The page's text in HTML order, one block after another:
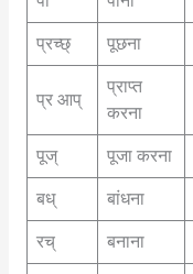
प्रच्छ् पूछना
प्र आप्
प्राप्त
करना
पूज् पूजा करना
बध् बांधना
रच् बनाना